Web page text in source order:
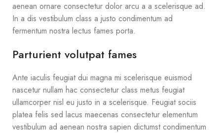
aenean ornare consectetur dolor arcu a a scelerisque ad.
In a dis vestibulum class a justo condimentum ad
fermentum nostra lectus fames porta.
Parturient volutpat fames
Ante iaculis feugiat dui magna mi scelerisque euismod
nascetur nullam hac consectetur class metus feugiat
ullamcorper nisl eu justo in a scelerisque. Feugiat sociis
platea felis sed lacus maecenas consectetur elementum
vestibulum ad aenean nostra sapien dictumst condimentum